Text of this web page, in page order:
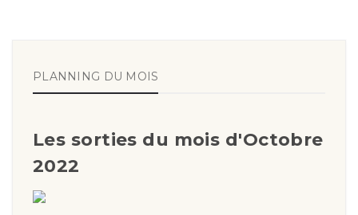
PLANNING DU MOIS
Les sorties du mois d'Octobre
2022